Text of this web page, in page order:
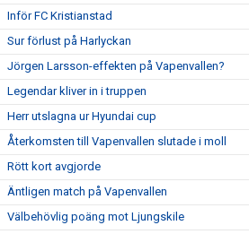
Inför FC Kristianstad
Sur förlust på Harlyckan
Jörgen Larsson-effekten på Vapenvallen?
Legendar kliver in i truppen
Herr utslagna ur Hyundai cup
Återkomsten till Vapenvallen slutade i moll
Rött kort avgjorde
Äntligen match på Vapenvallen
Välbehövlig poäng mot Ljungskile